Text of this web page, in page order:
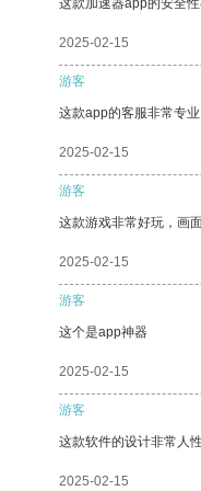
这款加速器app的安全
2025-02-15
游客
这款app的客服非常专
2025-02-15
游客
这款游戏非常好玩，画
2025-02-15
游客
这个是app神器
2025-02-15
游客
这款软件的设计非常人
2025-02-15